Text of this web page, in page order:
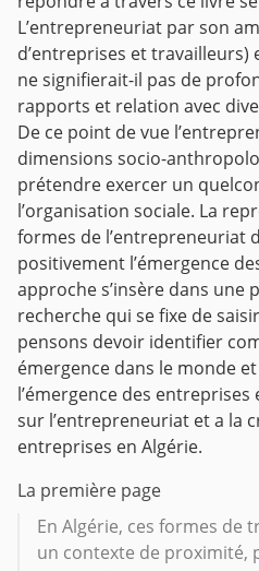
L’entrepreneuriat par son
d’entreprises et
ne signifierait-il pas de
rapports et relation avec
De ce point de vue
dimensions socio-
prétendre exercer un
l’organisation sociale. La
formes de l’entrepreneuriat
positivement l’émergence
approche s’insère dans une
recherche qui se fixe de
pensons devoir identifier
émergence dans le monde
l’émergence des
sur l’entrepreneuriat et a la
entreprises en Algérie.
La première page
En Algérie, ces formes de
un contexte de proximité,